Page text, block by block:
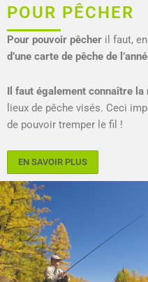
POUR PÊCHER
Pour pouvoir pêcher il faut,
d’une carte de pêche de
Il faut également connaître
lieux de pêche visés. Ceci
de pouvoir tremper le fil !
EN SAVOIR PLUS